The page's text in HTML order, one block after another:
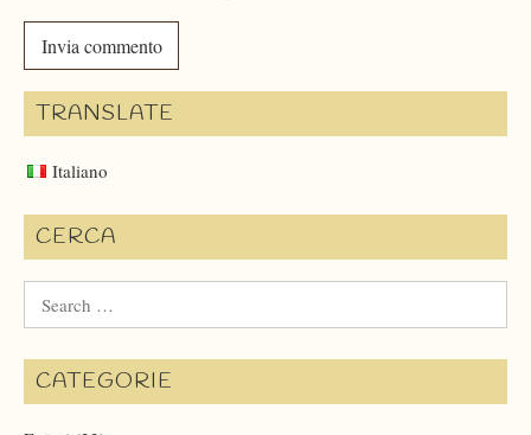
TRANSLATE
Italiano
CERCA
for:
CATEGORIE